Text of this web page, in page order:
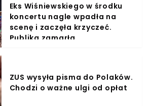
Eks Wiśniewskiego w środku
koncertu nagle wpadła na
scenę i zaczęła krzyczeć.
Publika zamarła
ZUS wysyła pisma do Polaków.
Chodzi o ważne ulgi od opłat